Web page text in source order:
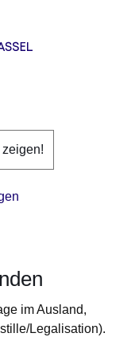
zum Kopf der
zum Inhalt
zum Fuß der
im Ausland,
Legalisation).